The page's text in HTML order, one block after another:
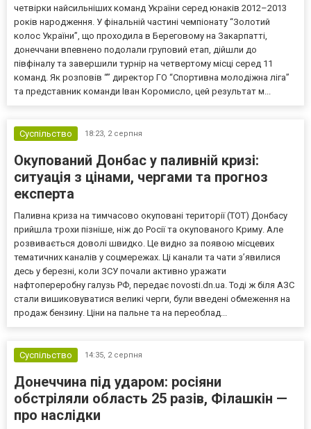
четвірки найсильніших команд України серед юнаків 2012–2013
років народження. У фінальній частині чемпіонату “Золотий
колос України”, що проходила в Береговому на Закарпатті,
донеччани впевнено подолали груповий етап, дійшли до
півфіналу та завершили турнір на четвертому місці серед 11
команд. Як розповів “” директор ГО “Спортивна молодіжна ліга”
та представник команди Іван Коромисло, цей результат м...
Суспільство 18:23, 2 серпня
Окупований Донбас у паливній кризі:
ситуація з цінами, чергами та прогноз
експерта
Паливна криза на тимчасово окуповані території (ТОТ) Донбасу
прийшла трохи пізніше, ніж до Росії та окупованого Криму. Але
розвивається доволі швидко. Це видно за появою місцевих
тематичних каналів у соцмережах. Ці канали та чати з’явилися
десь у березні, коли ЗСУ почали активно уражати
нафтопереробну галузь РФ, передає novosti.dn.ua. Тоді ж біля АЗС
стали вишиковуватися великі черги, були введені обмеження на
продаж бензину. Ціни на пальне та на переоблад...
Суспільство 14:35, 2 серпня
Донеччина під ударом: росіяни
обстріляли область 25 разів, Філашкін —
про наслідки